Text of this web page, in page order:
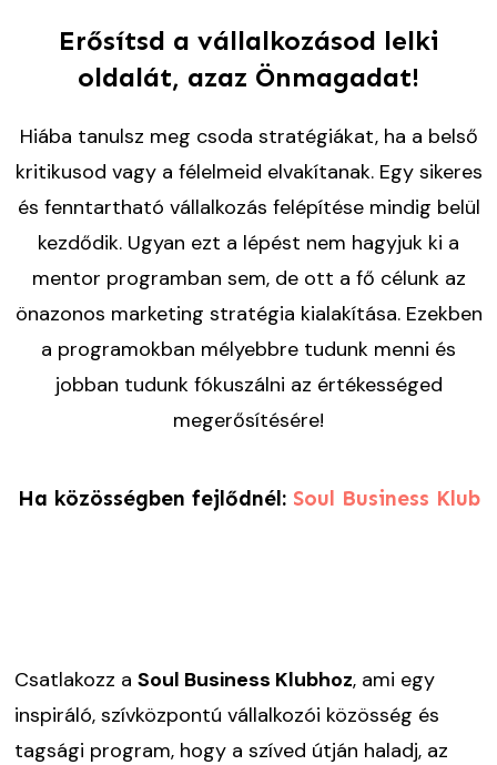
Erősítsd a vállalkozásod lelki
oldalát, azaz Önmagadat!
Hiába tanulsz meg csoda stratégiákat, ha a belső
kritikusod vagy a félelmeid elvakítanak. Egy sikeres
és fenntartható vállalkozás felépítése mindig belül
kezdődik. Ugyan ezt a lépést nem hagyjuk ki a
mentor programban sem, de ott a fő célunk az
önazonos marketing stratégia kialakítása. Ezekben
a programokban mélyebbre tudunk menni és
jobban tudunk fókuszálni az értékességed
megerősítésére!
Ha közösségben fejlődnél: Soul Business Klub
Csatlakozz a Soul Business Klubhoz, ami egy
inspiráló, szívközpontú vállalkozói közösség és
tagsági program, hogy a szíved útján haladj, az